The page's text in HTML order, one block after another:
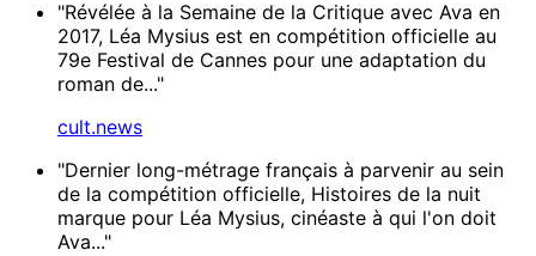
"Révélée à la Semaine de la Critique avec Ava en
2017, Léa Mysius est en compétition officielle au
79e Festival de Cannes pour une adaptation du
roman de..."
cult.news
"Dernier long-métrage français à parvenir au sein
de la compétition officielle, Histoires de la nuit
marque pour Léa Mysius, cinéaste à qui l'on doit
Ava..."